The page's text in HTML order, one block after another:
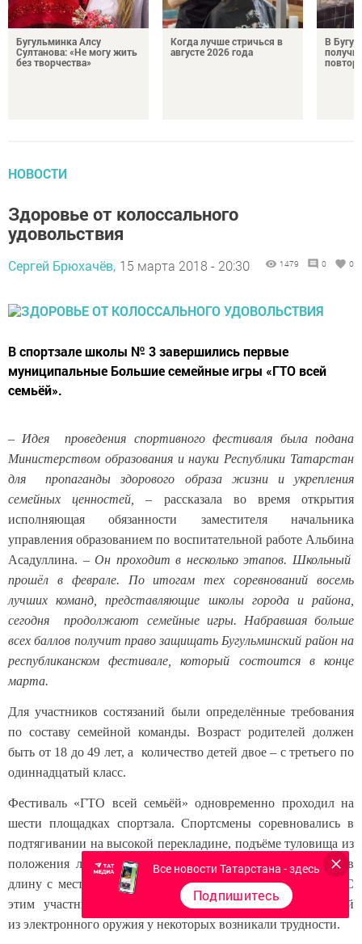
Бугульминка Алсу
Султанова: «Не могу жить
без творчества»
Когда лучше стричься в
августе 2026 года
В
НОВОСТИ
Здоровье от колоссального
удовольствия
Сергей Брюхачёв, 15 марта 2018 - 20:30 1479 0 0
В спортзале школы № 3 завершились первые
муниципальные Большие семейные игры «ГТО всей
семьёй».
– Идея проведения спортивного фестиваля была подана
Министерством образования и науки Республики Татарстан
для пропаганды здорового образа жизни и укрепления
семейных ценностей,
– рассказала во время открытия
исполняющая обязанности заместителя начальника
управления образованием по воспитательной работе Альбина
Асадуллина. –Он проходит в несколько этапов. Школьный
прошёл в феврале. По итогам тех соревнований восемь
лучших команд, представляющие школы города и района,
сегодня продолжают семейные игры. Набравшая больше
всех баллов получит право защищать Бугульминский район на
республиканском фестивале, который состоится в конце
марта.
Для участников состязаний были определённые требования
по составу семейной команды. Возраст родителей должен
быть от 18 до 49 лет, а количество детей двое – с третьего по
одиннадцатый класс.
Фестиваль «ГТО всей семьёй» одновременно проходил на
шести площадках спортзала. Спортсмены соревновались в
подтягивании на высокой перекладине, подъёме туловища из
положения лёжа, наклоне из положения стоя, прыжках в
длину с места, сгибании и разгибании рук в упоре лёжа. С
этим участники с лёгкостью справились, а вот со стрельбой
из электронного оружия у некоторых возникали трудности.
Все новости Татарстана - здесь
Подпишитесь